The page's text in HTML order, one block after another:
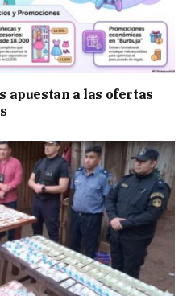
apuestan a las ofertas